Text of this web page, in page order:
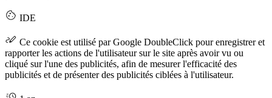
IDE
Ce cookie est utilisé par Google DoubleClick pour enregistrer et
rapporter les actions de l'utilisateur sur le site après avoir vu ou
cliqué sur l'une des publicités, afin de mesurer l'efficacité des
publicités et de présenter des publicités ciblées à l'utilisateur.